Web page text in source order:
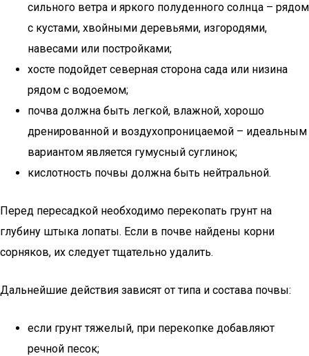
сильного ветра и яркого полуденного солнца – рядом
с кустами, хвойными деревьями, изгородями,
навесами или постройками;
хосте подойдет северная сторона сада или низина
рядом с водоемом;
почва должна быть легкой, влажной, хорошо
дренированной и воздухопроницаемой – идеальным
вариантом является гумусный суглинок;
кислотность почвы должна быть нейтральной.
Перед пересадкой необходимо перекопать грунт на
глубину штыка лопаты. Если в почве найдены корни
сорняков, их следует тщательно удалить.
Дальнейшие действия зависят от типа и состава почвы:
если грунт тяжелый, при перекопке добавляют
речной песок;